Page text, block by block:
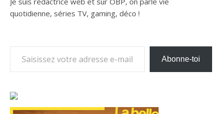
quotidienne, séries TV, gaming, déco !
Abonne-toi